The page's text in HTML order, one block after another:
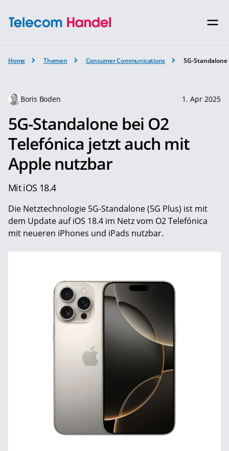
Home Themen Consumer Communications 5G-
Boris Boden 1. Apr 2025
5G-Standalone bei O2
Telefónica jetzt auch mit
Apple nutzbar
Mit iOS 18.4
Die Netztechnologie 5G-Standalone (5G Plus) ist mit
dem Update auf iOS 18.4 im Netz vom O2 Telefónica
mit neueren iPhones und iPads nutzbar.